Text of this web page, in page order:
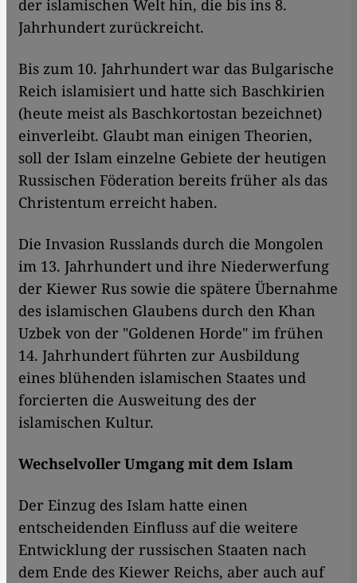
der islamischen Welt hin, die bis ins 8.
Jahrhundert zurückreicht.
Bis zum 10. Jahrhundert war das Bulgarische
Reich islamisiert und hatte sich Baschkirien
(heute meist als Baschkortostan bezeichnet)
einverleibt. Glaubt man einigen Theorien,
soll der Islam einzelne Gebiete der heutigen
Russischen Föderation bereits früher als das
Christentum erreicht haben.
Die Invasion Russlands durch die Mongolen
im 13. Jahrhundert und ihre Niederwerfung
der Kiewer Rus sowie die spätere Übernahme
des islamischen Glaubens durch den Khan
Uzbek von der "Goldenen Horde" im frühen
14. Jahrhundert führten zur Ausbildung
eines blühenden islamischen Staates und
forcierten die Ausweitung des der
islamischen Kultur.
Wechselvoller Umgang mit dem Islam
Der Einzug des Islam hatte einen
entscheidenden Einfluss auf die weitere
Entwicklung der russischen Staaten nach
dem Ende des Kiewer Reichs, aber auch auf